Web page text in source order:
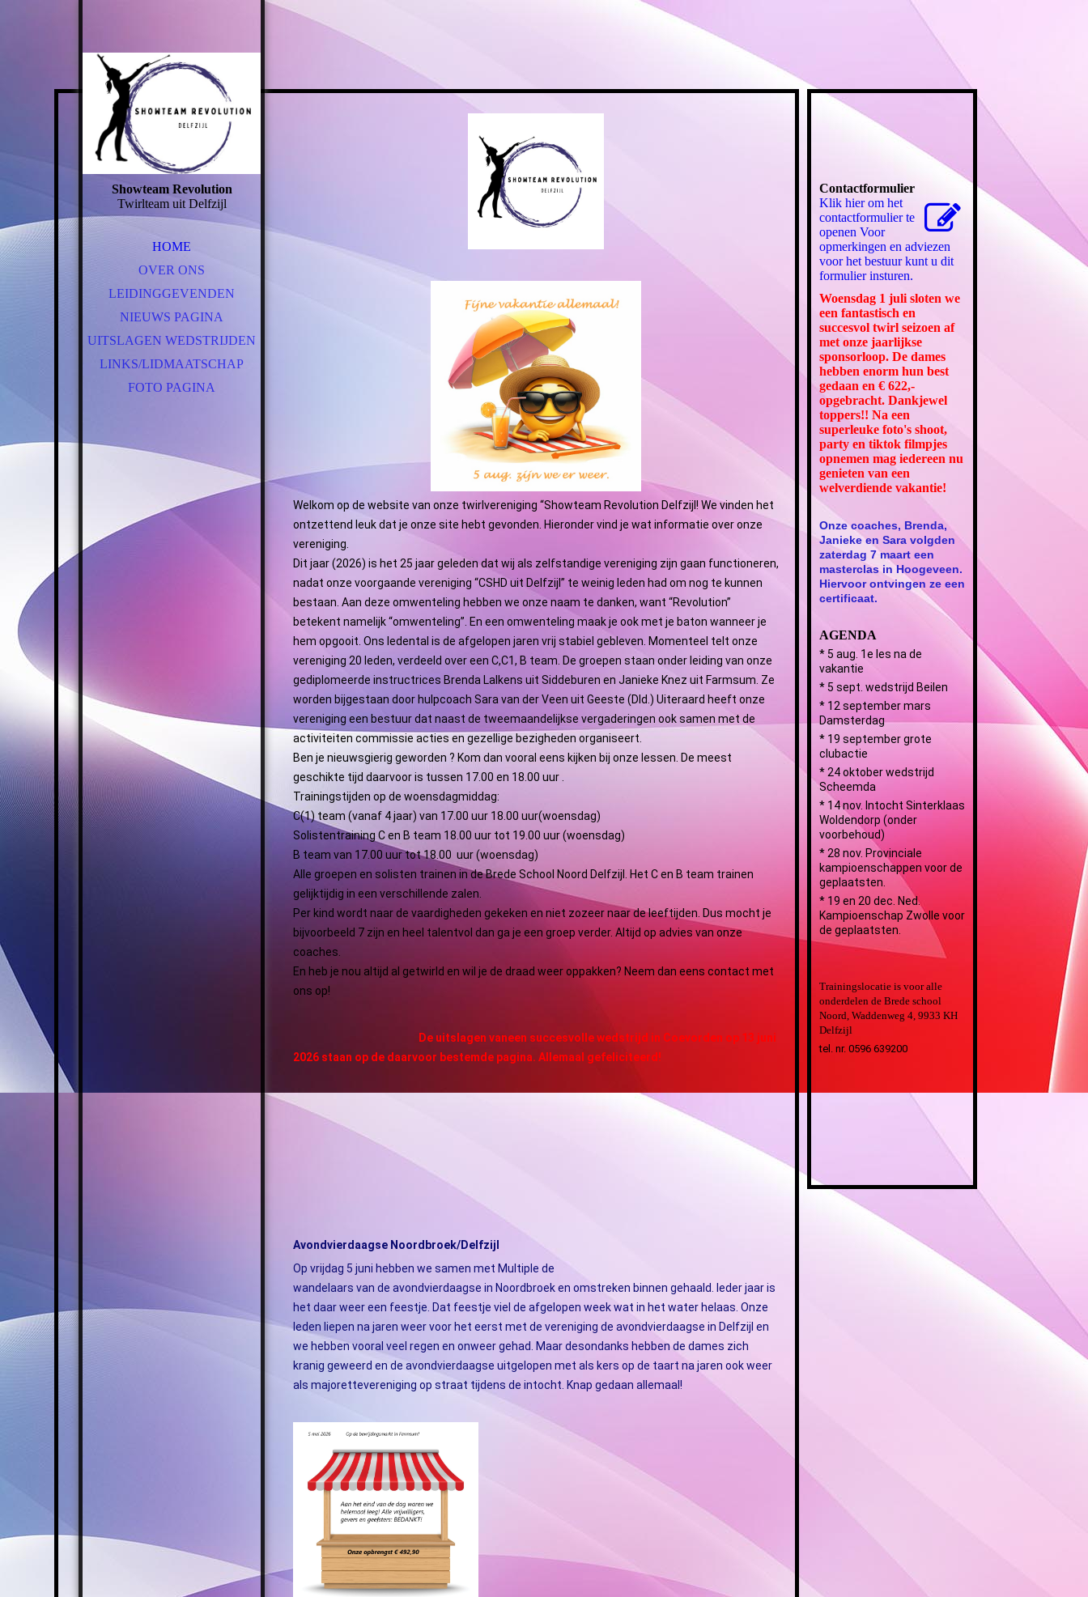
Showteam Revolution
Twirlteam uit Delfzijl
HOME
OVER ONS
LEIDINGGEVENDEN
NIEUWS PAGINA
UITSLAGEN WEDSTRIJDEN
LINKS/LIDMAATSCHAP
FOTO PAGINA
Welkom op de website van onze twirlvereniging “Showteam Revolution Delfzijl! We vinden het
ontzettend leuk dat je onze site hebt gevonden. Hieronder vind je wat informatie over onze
vereniging.
Dit jaar (2026) is het 25 jaar geleden dat wij als zelfstandige vereniging zijn gaan functioneren,
nadat onze voorgaande vereniging “CSHD uit Delfzijl” te weinig leden had om nog te kunnen
bestaan. Aan deze omwenteling hebben we onze naam te danken, want “Revolution”
betekent namelijk “omwenteling”. En een omwenteling maak je ook met je baton wanneer je
hem opgooit. Ons ledental is de afgelopen jaren vrij stabiel gebleven. Momenteel telt onze
vereniging 20 leden, verdeeld over een C,C1, B team. De groepen staan onder leiding van onze
gediplomeerde instructrices Brenda Lalkens uit Siddeburen en Janieke Knez uit Farmsum. Ze
worden bijgestaan door hulpcoach Sara van der Veen uit Geeste (Dld.) Uiteraard heeft onze
vereniging een bestuur dat naast de tweemaandelijkse vergaderingen ook samen met de
activiteiten commissie acties en gezellige bezigheden organiseert.
Ben je nieuwsgierig geworden ? Kom dan vooral eens kijken bij onze lessen. De meest
geschikte tijd daarvoor is tussen 17.00 en 18.00 uur .
Trainingstijden op de woensdagmiddag:
C(1) team (vanaf 4 jaar) van 17.00 uur 18.00 uur(woensdag)
Solistentraining C en B team 18.00 uur tot 19.00 uur (woensdag)
B team van 17.00 uur tot 18.00 uur (woensdag)
Alle groepen en solisten trainen in de Brede School Noord Delfzijl. Het C en B team trainen
gelijktijdig in een verschillende zalen.
Per kind wordt naar de vaardigheden gekeken en niet zozeer naar de leeftijden. Dus mocht je
bijvoorbeeld 7 zijn en heel talentvol dan ga je een groep verder. Altijd op advies van onze
coaches.
En heb je nou altijd al getwirld en wil je de draad weer oppakken? Neem dan eens contact met
ons op!
De uitslagen vaneen succesvolle wedstrijd in Coevorden op 13 juni
2026 staan op de daarvoor bestemde pagina. Allemaal gefeliciteerd!
Avondvierdaagse Noordbroek/Delfzijl
Op vrijdag 5 juni hebben we samen met Multiple de
wandelaars van de avondvierdaagse in Noordbroek en omstreken binnen gehaald. Ieder jaar is
het daar weer een feestje. Dat feestje viel de afgelopen week wat in het water helaas. Onze
leden liepen na jaren weer voor het eerst met de vereniging de avondvierdaagse in Delfzijl en
we hebben vooral veel regen en onweer gehad. Maar desondanks hebben de dames zich
kranig geweerd en de avondvierdaagse uitgelopen met als kers op de taart na jaren ook weer
als majorettevereniging op straat tijdens de intocht. Knap gedaan allemaal!
Contactformulier
Klik hier om het
contactformulier te
openen Voor
opmerkingen en adviezen
voor het bestuur kunt u dit
formulier insturen.
Woensdag 1 juli sloten we
een fantastisch en
succesvol twirl seizoen af
met onze jaarlijkse
sponsorloop. De dames
hebben enorm hun best
gedaan en € 622,-
opgebracht. Dankjewel
toppers!! Na een
superleuke foto's shoot,
party en tiktok filmpjes
opnemen mag iedereen nu
genieten van een
welverdiende vakantie!
Onze coaches, Brenda,
Janieke en Sara volgden
zaterdag 7 maart een
masterclas in Hoogeveen.
Hiervoor ontvingen ze een
certificaat.
AGENDA
* 5 aug. 1e les na de
vakantie
* 5 sept. wedstrijd Beilen
* 12 september mars
Damsterdag
* 19 september grote
clubactie
* 24 oktober wedstrijd
Scheemda
* 14 nov. Intocht Sinterklaas
Woldendorp (onder
voorbehoud)
* 28 nov. Provinciale
kampioenschappen voor de
geplaatsten.
* 19 en 20 dec. Ned.
Kampioenschap Zwolle voor
de geplaatsten.
Trainingslocatie is voor alle
onderdelen de Brede school
Noord, Waddenweg 4, 9933 KH
Delfzijl
tel. nr. 0596 639200